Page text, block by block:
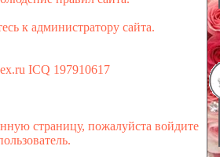
к администратору сайта.
ICQ 197910617
страницу, пожалуйста войдите